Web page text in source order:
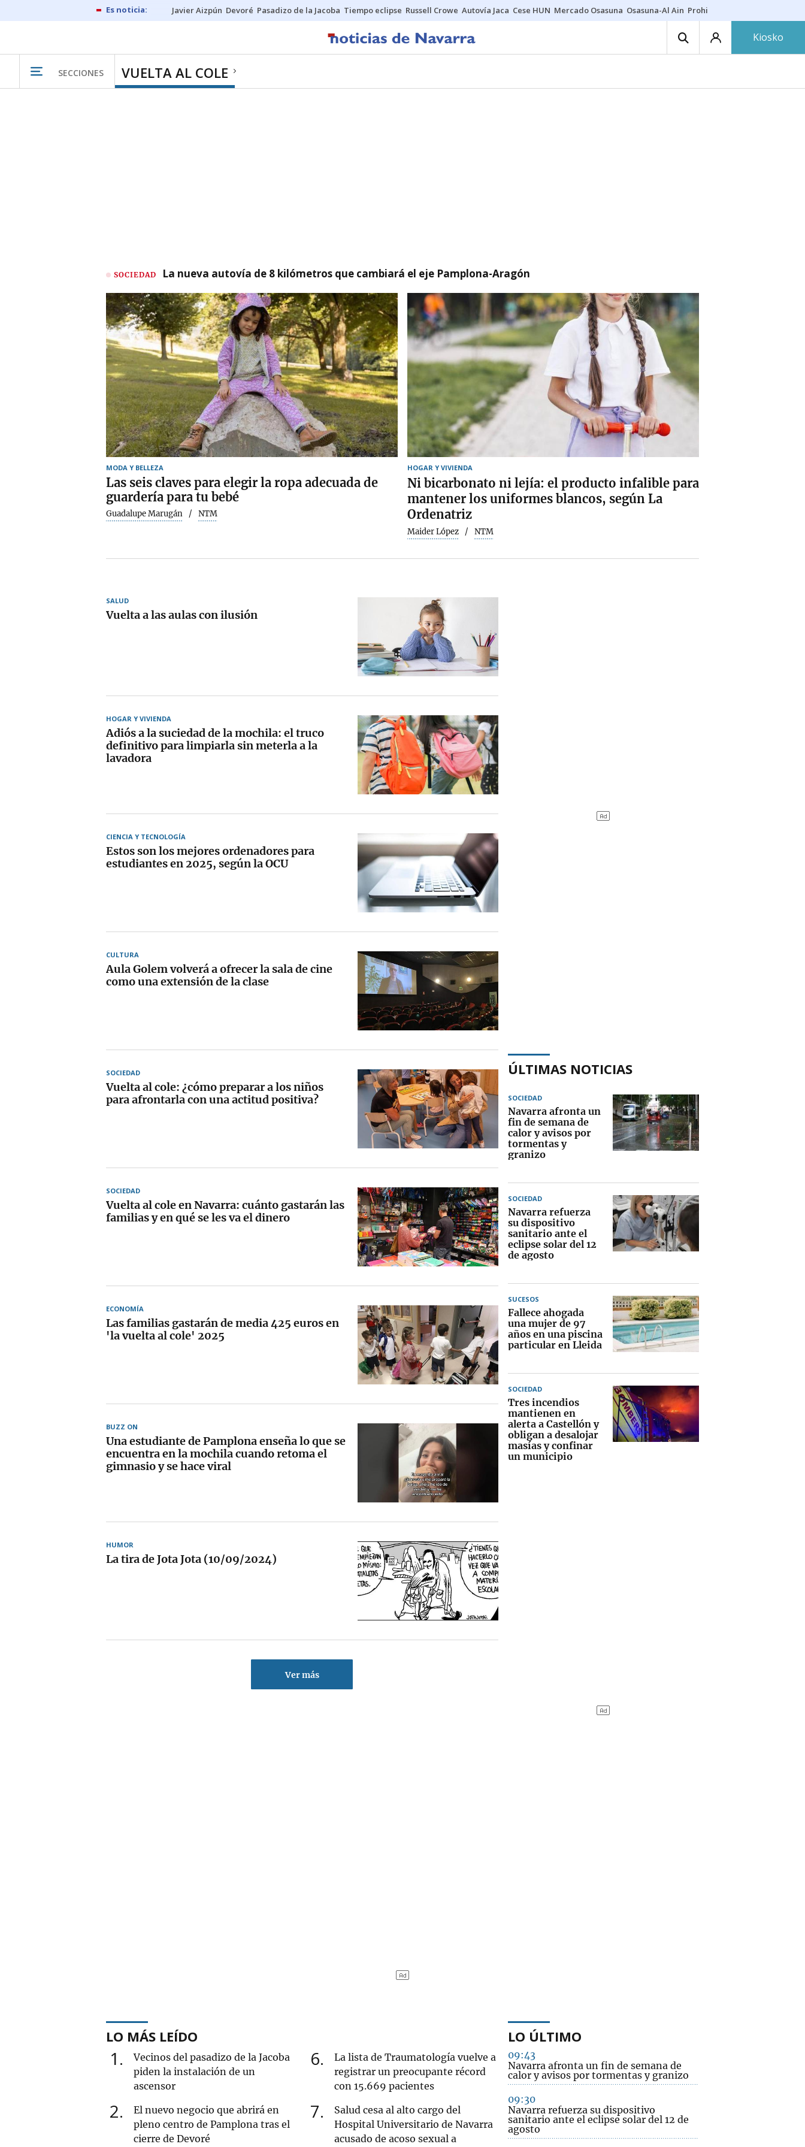
Javier Aizpún Devoré Pasadizo de la Jacoba Tiempo eclipse Russell Crowe Autovía Jaca Cese HUN Mercado Osasuna Osasuna-Al Ain Prohibiciones eclipse
Kiosko
SECCIONES VUELTA AL COLE
SOCIEDAD La nueva autovía de 8 kilómetros que cambiará el eje Pamplona-Aragón
MODA Y BELLEZA
Las seis claves para elegir la ropa adecuada de
guardería para tu bebé
Guadalupe Marugán NTM
HOGAR Y VIVIENDA
Ni bicarbonato ni lejía: el producto infalible para
mantener los uniformes blancos, según La
Ordenatriz
Maider López NTM
SALUD
Vuelta a las aulas con ilusión
HOGAR Y VIVIENDA
Adiós a la suciedad de la mochila: el truco
definitivo para limpiarla sin meterla a la
lavadora
CIENCIA Y TECNOLOGÍA
Estos son los mejores ordenadores para
estudiantes en 2025, según la OCU
CULTURA
Aula Golem volverá a ofrecer la sala de cine
como una extensión de la clase
SOCIEDAD
Vuelta al cole: ¿cómo preparar a los niños
para afrontarla con una actitud positiva?
SOCIEDAD
Vuelta al cole en Navarra: cuánto gastarán las
familias y en qué se les va el dinero
ECONOMÍA
Las familias gastarán de media 425 euros en
'la vuelta al cole' 2025
BUZZ ON
Una estudiante de Pamplona enseña lo que se
encuentra en la mochila cuando retoma el
gimnasio y se hace viral
HUMOR
La tira de Jota Jota (10/09/2024)
Ver más
ÚLTIMAS NOTICIAS
SOCIEDAD
Navarra afronta un
fin de semana de
calor y avisos por
tormentas y
granizo
SOCIEDAD
Navarra refuerza
su dispositivo
sanitario ante el
eclipse solar del 12
de agosto
SUCESOS
Fallece ahogada
una mujer de 97
años en una piscina
particular en Lleida
SOCIEDAD
Tres incendios
mantienen en
alerta a Castellón y
obligan a desalojar
masías y confinar
un municipio
LO MÁS LEÍDO
1
Vecinos del pasadizo de la Jacoba
piden la instalación de un
ascensor
2
El nuevo negocio que abrirá en
pleno centro de Pamplona tras el
cierre de Devoré
6
La lista de Traumatología vuelve a
registrar un preocupante récord
con 15.669 pacientes
7
Salud cesa al alto cargo del
Hospital Universitario de Navarra
acusado de acoso sexual a
LO ÚLTIMO
09:43
Navarra afronta un fin de semana de
calor y avisos por tormentas y granizo
09:30
Navarra refuerza su dispositivo
sanitario ante el eclipse solar del 12 de
agosto